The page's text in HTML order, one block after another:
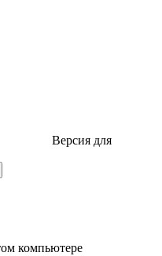
Версия для
компьютере